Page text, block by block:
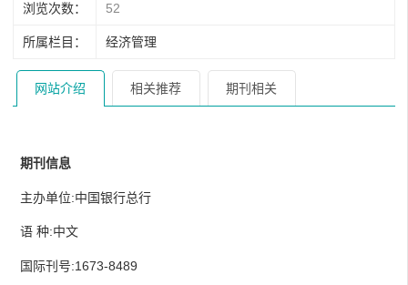
浏览次数： 52
所属栏目： 经济管理
网站介绍 相关推荐 期刊相关
期刊信息
主办单位:中国银行总行
语 种:中文
国际刊号:1673-8489